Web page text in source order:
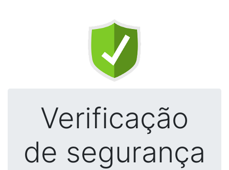
Verificação
de segurança